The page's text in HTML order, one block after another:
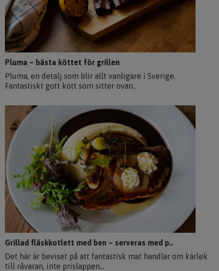
Pluma – bästa köttet för grillen
Pluma, en detalj som blir allt vanligare i Sverige.
Fantastiskt gott kött som sitter ovan..
Grillad fläskkotlett med ben – serveras med p..
Det här är beviset på att fantastisk mat handlar om kärlek
till råvaran, inte prislappen...